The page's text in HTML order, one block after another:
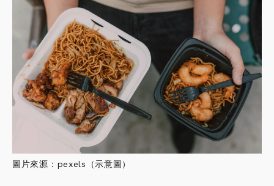
圖片來源：pexels（示意圖）